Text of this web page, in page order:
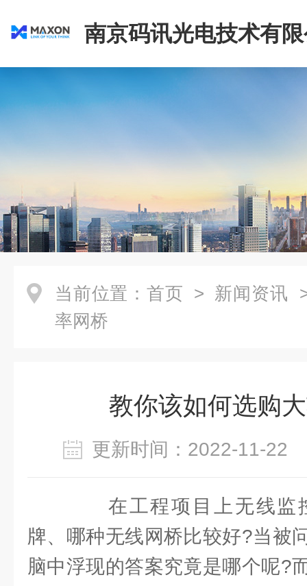
南京码讯光电技术有
当前位置： 首页 > 新闻资讯
率网桥
教你该如何选购
更新时间：2022-11-
在工程项目上无线监
牌、哪种无线网桥比较好?当被
脑中浮现的答案究竟是哪个呢?